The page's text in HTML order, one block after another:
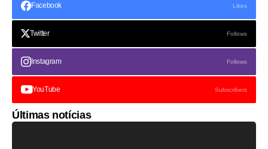
Facebook Likes
Twitter Follows
Instagram Follows
YouTube Subscribers
Últimas notícias